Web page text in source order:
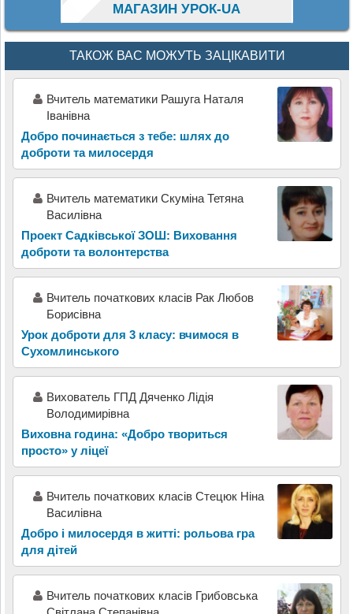
МАГАЗИН УРОК-UA
ТАКОЖ ВАС МОЖУТЬ ЗАЦІКАВИТИ
Вчитель математики Рашуга Наталя
Іванівна
Добро починається з тебе: шлях до
доброти та милосердя
Вчитель математики Скуміна Тетяна
Василівна
Проект Садківської ЗОШ: Виховання
доброти та волонтерства
Вчитель початкових класів Рак Любов
Борисівна
Урок доброти для 3 класу: вчимося в
Сухомлинського
Вихователь ГПД Дяченко Лідія
Володимирівна
Виховна година: «Добро твориться
просто» у ліцеї
Вчитель початкових класів Стецюк Ніна
Василівна
Добро і милосердя в житті: рольова гра
для дітей
Вчитель початкових класів Грибовська